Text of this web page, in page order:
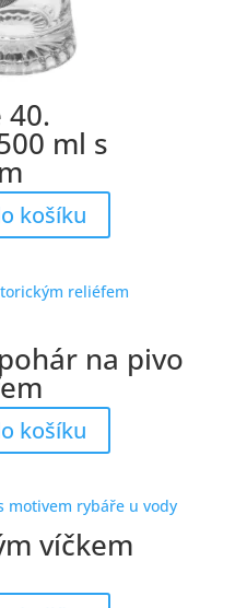
ml s
košíku
na pivo
košíku
víčkem